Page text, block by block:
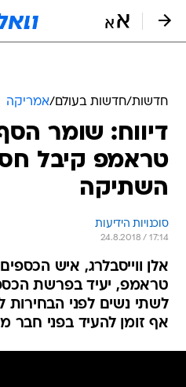
חדשות/חדשות בעולם/אמריקה
דיווח: שומר
טראמפ קיבל
השתיקה
סוכנויות הידיעות
24.8.2018 / 17:14
אלן ווייסבלרג, איש
טראמפ, יעיד בפרשת
אף זומן להעיד בפני חבר